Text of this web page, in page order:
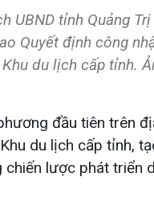
UBND tỉnh Quảng
Quyết định công
du lịch cấp tỉnh.
đầu tiên trên
du lịch cấp tỉnh,
lược phát triển